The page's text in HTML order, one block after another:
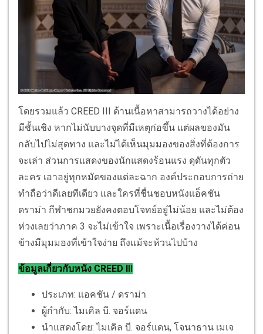
โดยรวมแล้ว CREED III ด้านเนื้อหาสามารถวางได้อย่าง
มีชั้นเชิง หากไม่นับบางจุดที่มีเหตุก่อขึ้น แต่ผลของมัน
กลับไปไม่สุดทาง และไม่ได้เห็นมุมมองของสิ่งที่ต้องการ
จะเล่า ส่วนการแสดงของนักแสดงร้อนแรง ดุดันทุกตัว
ละคร เอาอยู่ทุกหมัดของแต่ละฉาก องค์ประกอบการถ่าย
ทำถือว่าดีเลยทีเดียว และใครที่ชื่นชอบหนังแอ็คชัน
ดราม่า กีฬาชกมวยยังคงตอบโจทย์อยู่ไม่น้อย และไม่ต้อง
ห่วงเลยว่าภาค 3 จะไม่เข้าใจ เพราะเนื้อเรื่องวางได้ค่อน
ข้างมีมุมมองที่เข้าใจง่าย ถึงแม้จะห้วนไปบ้าง
ข้อมูลเกี่ยวกับหนัง CREED III
ประเภท: แอคชัน / ดราม่า
ผู้กำกับ: ไมเคิล บี. จอร์แดน
นำแสดงโดย: ไมเคิล บี. จอร์แดน, โจนาธาน เมเจ